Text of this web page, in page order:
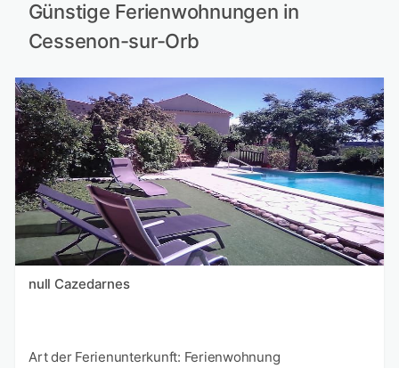
Günstige Ferienwohnungen in
Cessenon-sur-Orb
null Cazedarnes
Art der Ferienunterkunft: Ferienwohnung